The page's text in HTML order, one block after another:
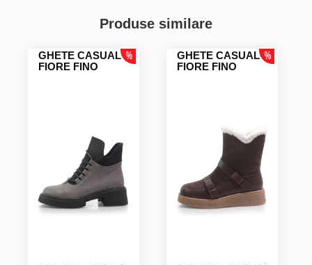
Produse similare
GHETE CASUAL
FIORE FINO
GHETE CASUAL
FIORE FINO